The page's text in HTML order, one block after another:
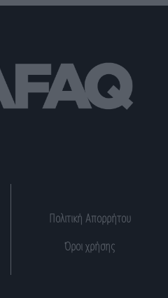
Πολιτική Απορρήτου
Όροι χρήσης